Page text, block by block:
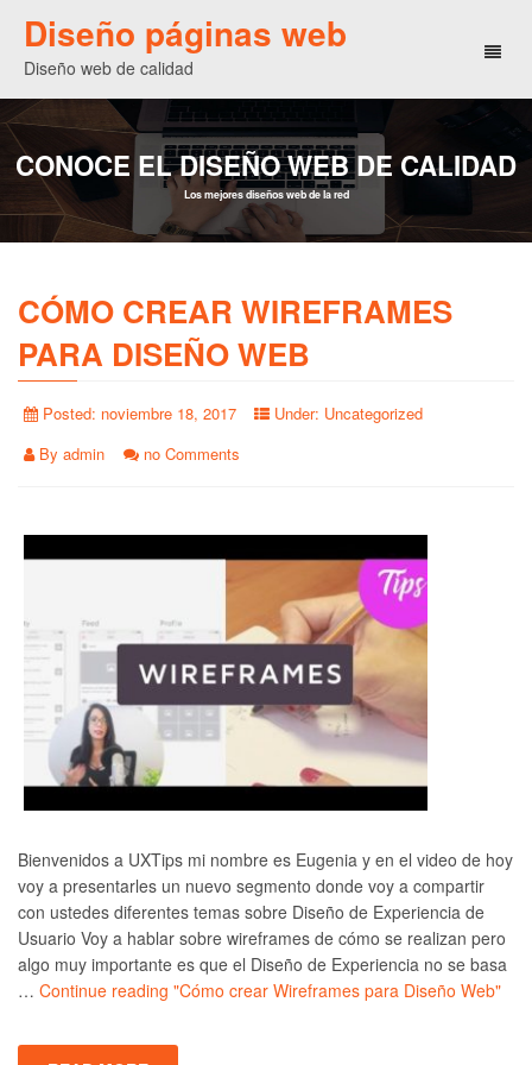
Diseño páginas web
Diseño web de calidad
CONOCE EL DISEÑO WEB DE CALIDAD
Los mejores diseños web de la red
CÓMO CREAR WIREFRAMES
PARA DISEÑO WEB
Posted: noviembre 18, 2017 Under: Uncategorized
By admin no Comments
Bienvenidos a UXTips mi nombre es Eugenia y en el video de hoy
voy a presentarles un nuevo segmento donde voy a compartir
con ustedes diferentes temas sobre Diseño de Experiencia de
Usuario Voy a hablar sobre wireframes de cómo se realizan pero
algo muy importante es que el Diseño de Experiencia no se basa
… Continue reading "Cómo crear Wireframes para Diseño Web"